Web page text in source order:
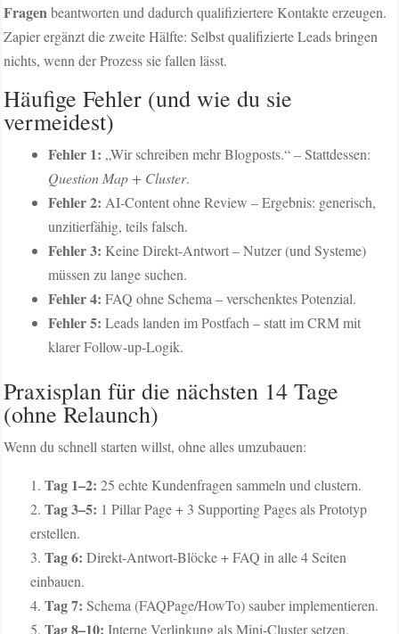
Fragenbeantworten und dadurch qualifiziertere Kontakte erzeugen.
Zapier ergänzt die zweite Hälfte: Selbst qualifizierte Leads bringen
nichts, wenn der Prozess sie fallen lässt.
Häufige Fehler (und wie du sie
vermeidest)
Fehler 1: „Wir schreiben mehr Blogposts.“ – Stattdessen:
Question Map + Cluster.
Fehler 2: AI-Content ohne Review – Ergebnis: generisch,
unzitierfähig, teils falsch.
Fehler 3: Keine Direkt-Antwort – Nutzer (und Systeme)
müssen zu lange suchen.
Fehler 4: FAQ ohne Schema – verschenktes Potenzial.
Fehler 5: Leads landen im Postfach – statt im CRM mit
klarer Follow-up-Logik.
Praxisplan für die nächsten 14 Tage
(ohne Relaunch)
Wenn du schnell starten willst, ohne alles umzubauen:
Tag 1–2: 25 echte Kundenfragen sammeln und clustern.
Tag 3–5: 1 Pillar Page + 3 Supporting Pages als Prototyp
erstellen.
Tag 6: Direkt-Antwort-Blöcke + FAQ in alle 4 Seiten
einbauen.
Tag 7: Schema (FAQPage/HowTo) sauber implementieren.
Tag 8–10: Interne Verlinkung als Mini-Cluster setzen.